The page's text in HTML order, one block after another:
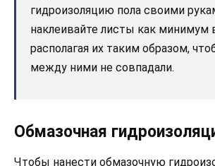
гидроизоляцию пола своими
наклеивайте листы как минимум
располагая их таким образом,
между ними не совпадали.
Обмазочная
Чтобы нанести обмазочную